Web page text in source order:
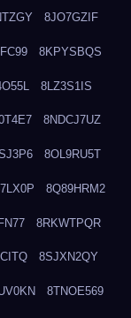
8JO7GZIF
8KPYSBQS
8LZ3S1IS
8NDCJ7UZ
8OL9RU5T
8Q89HRM2
8RKWTPQR
8SJXN2QY
8TNOE569